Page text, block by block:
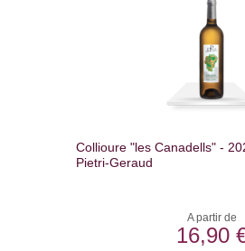
Collioure "les Canadells" -
Pietri-Geraud
A partir de
16,90